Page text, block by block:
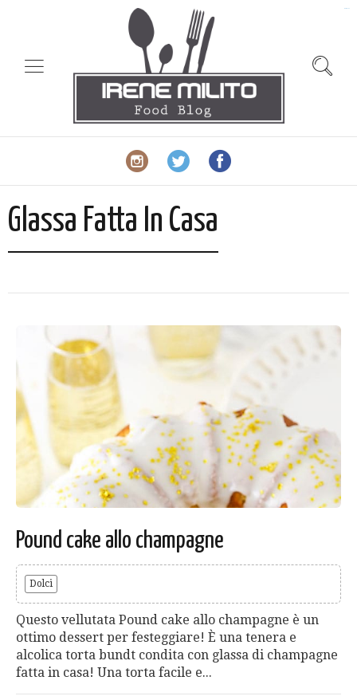
Glassa Fatta In Casa
Pound cake allo champagne
Dolci
Questo vellutata Pound cake allo champagne è un
ottimo dessert per festeggiare! È una tenera e
alcolica torta bundt condita con glassa di champagne
fatta in casa! Una torta facile e...